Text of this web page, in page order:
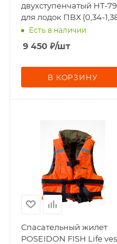
двухступенчатый HT-
для лодок ПВХ (0,34-
атм)Есть в наличии
9 450 ₽/шт
В КОРЗИНУ
Спасательный жилет
POSEIDON FISH Life